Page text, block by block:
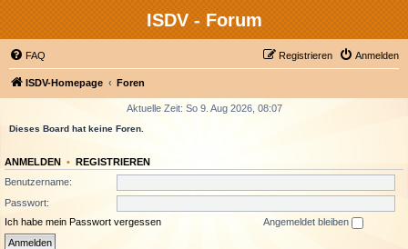
ISDV - Forum
FAQ Anmelden
Registrieren
ISDV-Homepage Foren
Aktuelle Zeit: So 9. Aug 2026, 08:07
Dieses Board hat keine Foren.
ANMELDEN • REGISTRIEREN
Benutzername:
Passwort:
Ich habe mein Passwort vergessen
Angemeldet bleiben